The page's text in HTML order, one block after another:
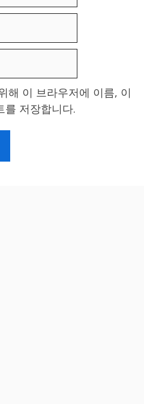
해 이 브라우저에 이름, 이
를 저장합니다.